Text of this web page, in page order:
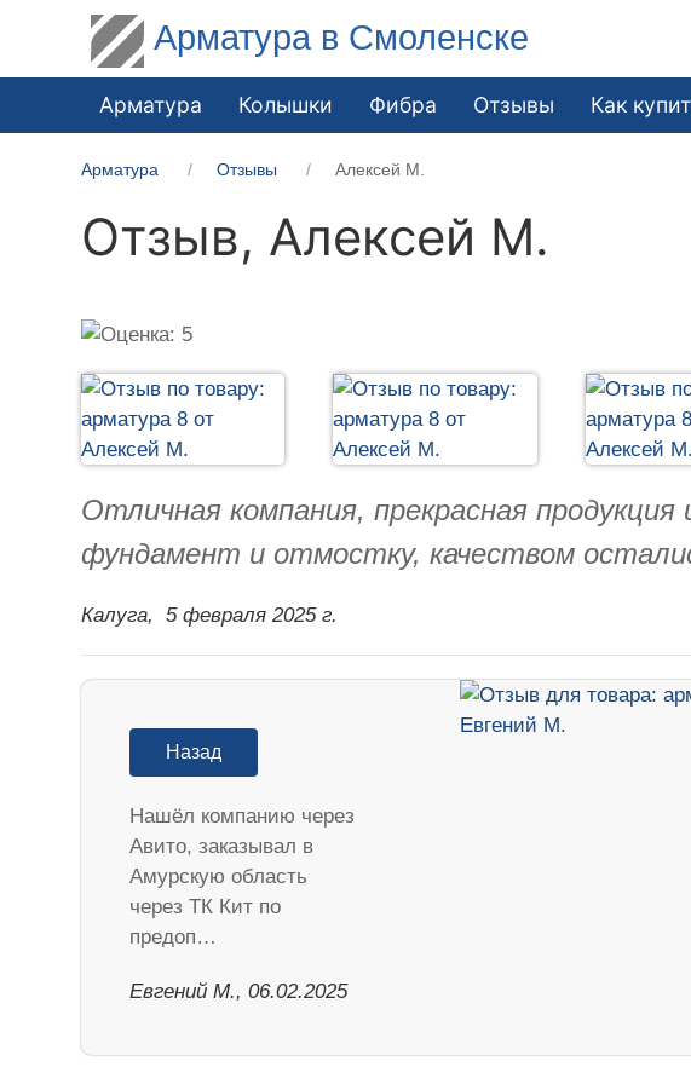
Арматура в Смоленске
Арматура Колышки Фибра Отзывы Как
Арматура Отзывы Алексей М.
Отзыв, Алексей М.
Отличная компания, прекрасная
фундамент и отмостку, качеством
Калуга, 5 февраля 2025 г.
Назад
Нашёл компанию через
Авито, заказывал в
Амурскую область
через ТК Кит по
предоп…
​Евгений М., 06.02.2025